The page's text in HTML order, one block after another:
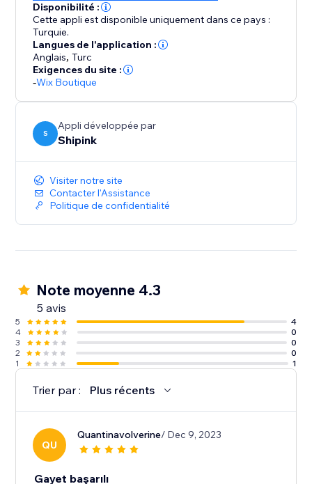
Disponibilité :
Cette appli est disponible uniquement dans ce pays :
Turquie.
Langues de l'application :
Anglais,Turc
Exigences du site :
-Wix Boutique
S
Appli développée par
Shipink
Visiter notre site
Contacter l'Assistance
Politique de confidentialité
Note moyenne 4.3
5 avis
5
4
4
0
3
0
2
0
1
1
Trier par : Plus récents
QU
Quantinavolverine/ Dec 9, 2023
Gayet başarılı